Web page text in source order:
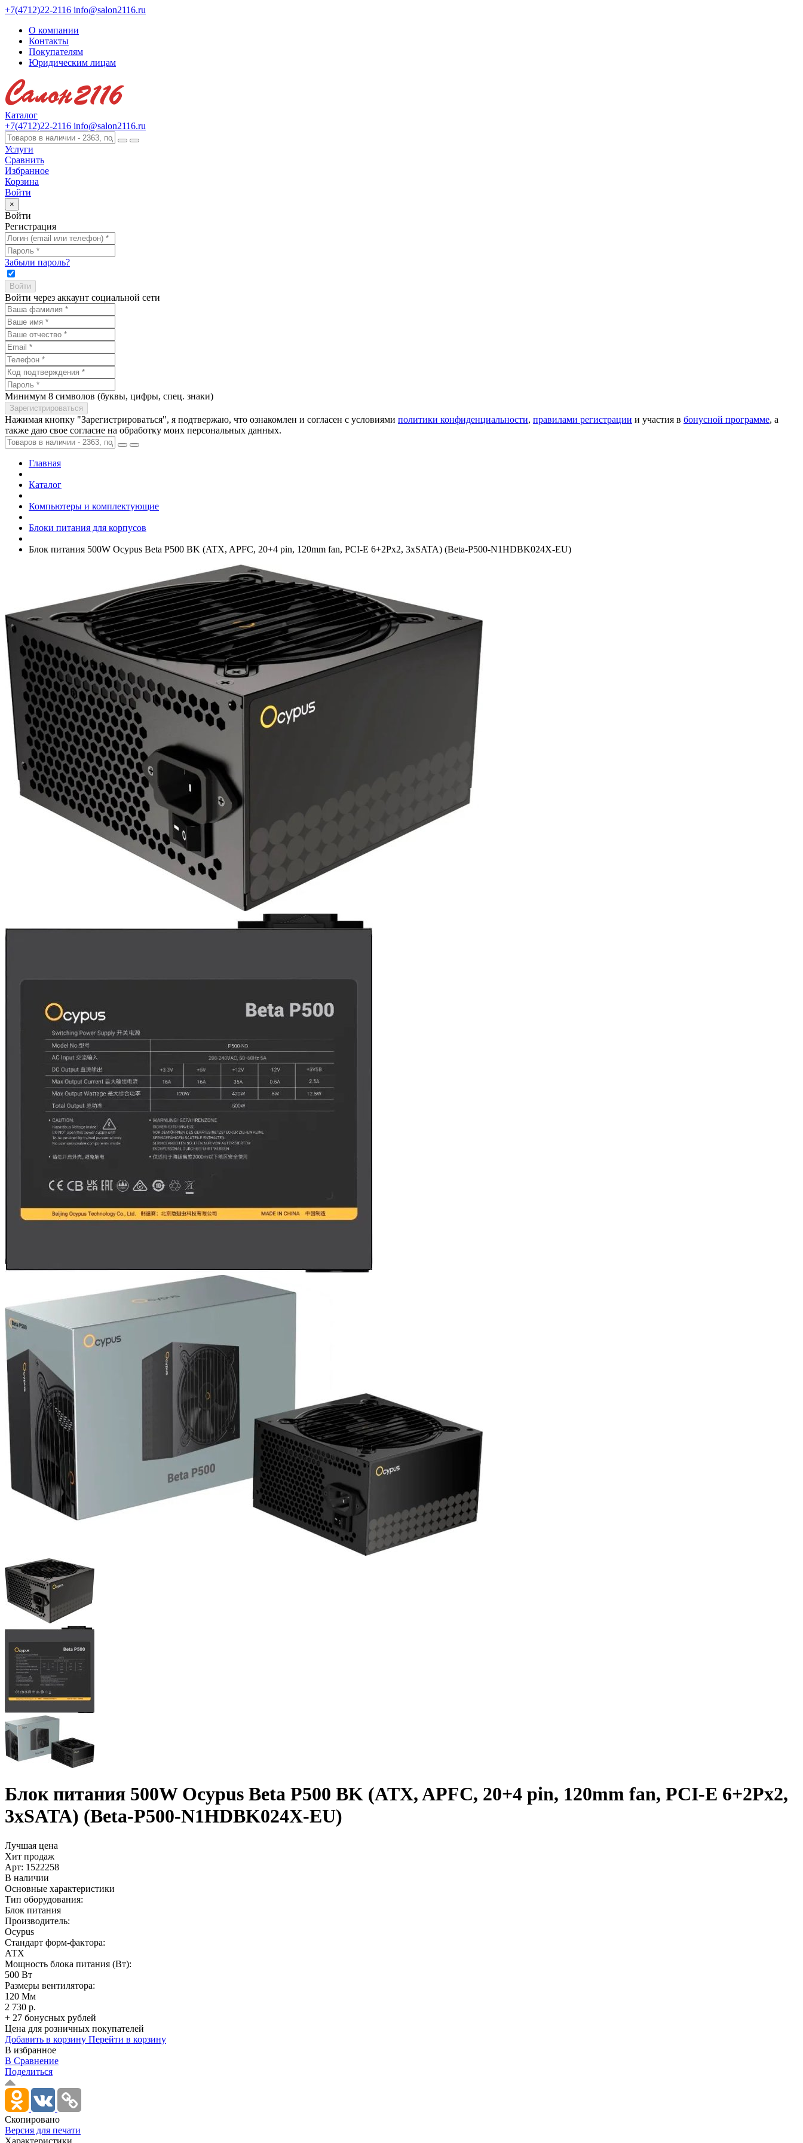
+7(4712)22-2116 info@salon2116.ru
О компании
Контакты
Покупателям
Юридическим лицам
Каталог
+7(4712)22-2116 info@salon2116.ru
Услуги
Сравнить
Избранное
Корзина
Войти
×
Войти
Регистрация
Забыли пароль?
Войти через аккаунт социальной сети
Минимум 8 символов (буквы, цифры, спец. знаки)
Нажимая кнопку "Зарегистрироваться", я подтвержаю, что ознакомлен и согласен с условиями политики конфиденциальности, правилами регистрации и участия в бонусной программе, а
также даю свое согласие на обработку моих персональных данных.
Главная
Каталог
Компьютеры и комплектующие
Блоки питания для корпусов
Блок питания 500W Ocypus Beta P500 BK (ATX, APFC, 20+­4 pin, 120mm fan, PCI-E 6+­2Px2, 3xSATA) (Beta-P500-N1HDBK024X-EU)
Блок питания 500W Ocypus Beta P500 BK (ATX, APFC, 20+­4 pin, 120mm fan, PCI-E 6+­2Px2,
3xSATA) (Beta-P500-N1HDBK024X-EU)
Лучшая цена
Хит продаж
Арт: 1522258
В наличии
Основные характеристики
Тип оборудования:
Блок питания
Производитель:
Ocypus
Стандарт форм-фактора:
АТХ
Мощность блока питания (Вт):
500 Вт
Размеры вентилятора:
120 Мм
2 730 р.
+ 27 бонусных рублей
Цена для розничных покупателей
Добавить в корзину Перейти в корзину
В избранное
В Сравнение
Поделиться
Скопировано
Версия для печати
Характеристики